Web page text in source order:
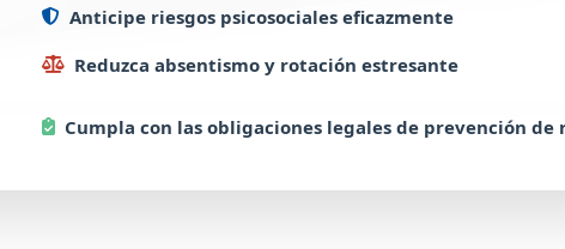
Anticipe riesgos psicosociales eficazmente
Reduzca absentismo y rotación estresante
Cumpla con las obligaciones legales de prevención de